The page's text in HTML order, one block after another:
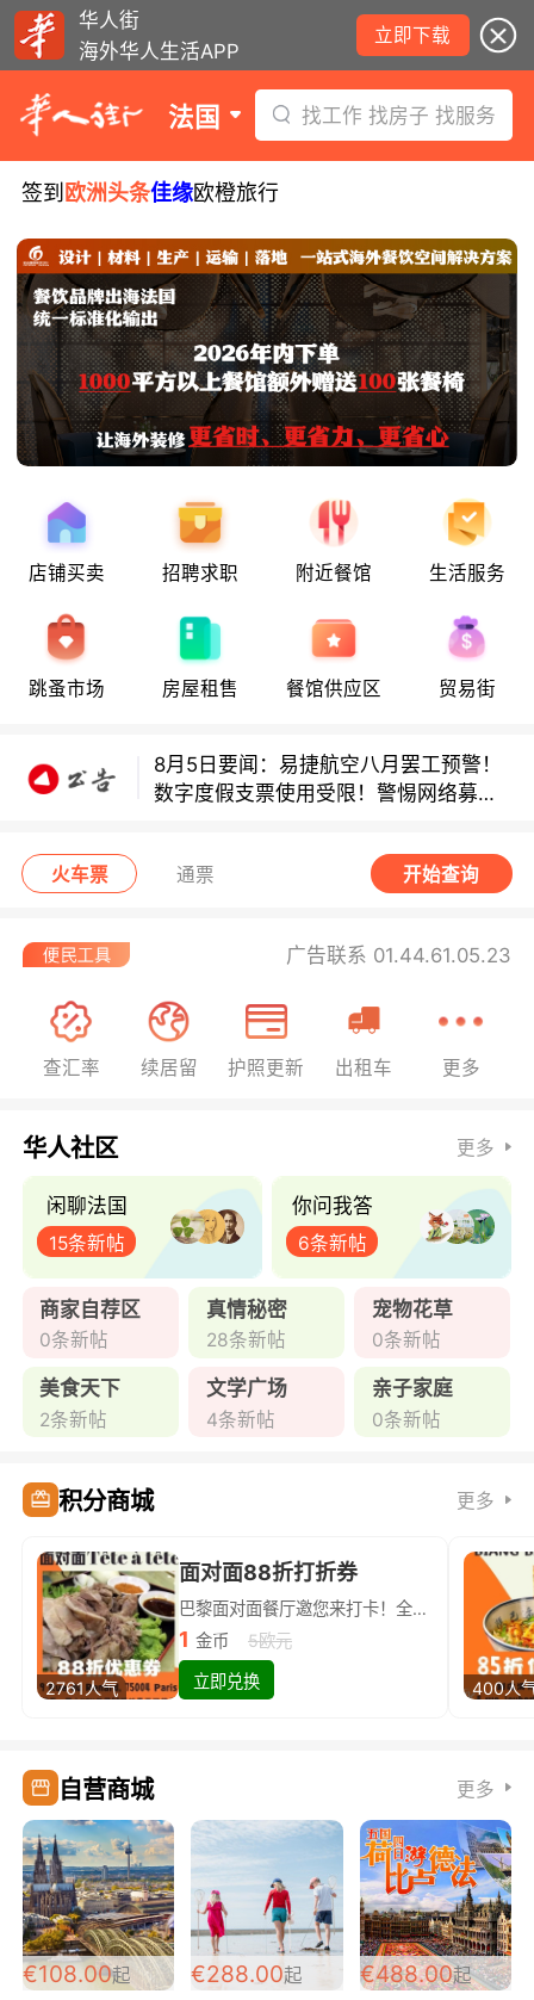
华人街
海外华人生活APP
立即下载
法国 找工作 找房子 找服务
签到 欧洲头条佳缘欧橙旅行
店铺买卖 招聘求职 附近餐馆 生活服务
跳蚤市场 房屋租售 餐馆供应区 贸易街
8月5日要闻：易捷航空八月罢工预警！
数字度假支票使用受限！警惕网络募捐
骗局！
无栏杆收费站逃费将重罚！
多款避孕套因安全缺陷召回！
8月5日要闻：易捷航空八月罢工预警！
数字度假支票使用受限！警惕网络募捐
骗局！
无栏杆收费站逃费将重罚！
火车票 通票 开始查询
广告联系 01.44.61.05.23
查汇率 续居留 护照更新 出租车 更多
华人社区 更多
闲聊法国
15条新帖
你问我答
6条新帖
商家自荐区
0条新帖
真情秘密
28条新帖
宠物花草
0条新帖
美食天下
2条新帖
文学广场
4条新帖
亲子家庭
0条新帖
积分商城 更多
2761人气
面对面88折打折券
巴黎面对面餐厅邀您来打卡！全场88折
1 金币
5欧元
立即兑换
400人
自营商城 更多
€108.00起 €288.00起 €488.00起